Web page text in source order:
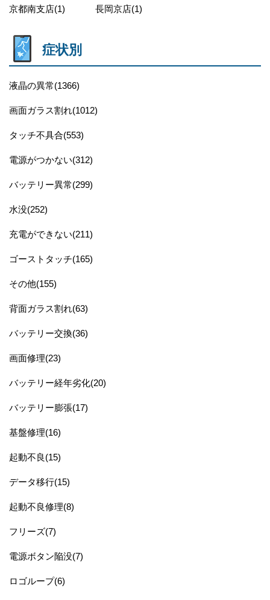
京都南支店(1) 長岡京店(1)
症状別
液晶の異常(1366)
画面ガラス割れ(1012)
タッチ不具合(553)
電源がつかない(312)
バッテリー異常(299)
水没(252)
充電ができない(211)
ゴーストタッチ(165)
その他(155)
背面ガラス割れ(63)
バッテリー交換(36)
画面修理(23)
バッテリー経年劣化(20)
バッテリー膨張(17)
基盤修理(16)
起動不良(15)
データ移行(15)
起動不良修理(8)
フリーズ(7)
電源ボタン陥没(7)
ロゴループ(6)